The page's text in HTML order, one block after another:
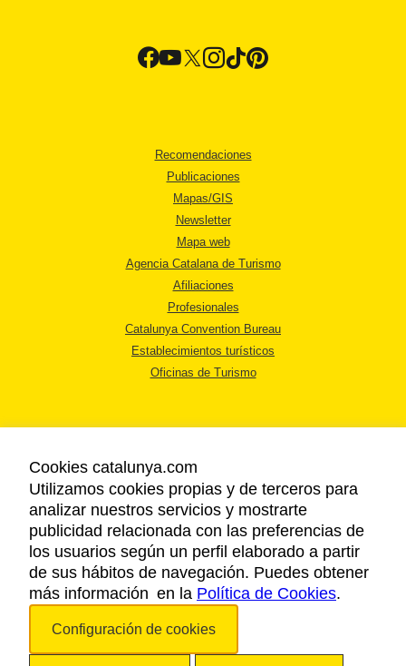
Recomendaciones
Publicaciones
Mapas/GIS
Newsletter
Mapa web
Agencia Catalana de Turismo
Afiliaciones
Profesionales
Catalunya Convention Bureau
Establecimientos turísticos
Oficinas de Turismo
AVISO LEGAL
POLÍTICA DE PRIVACIDAD
COOKIES
ACCESSIBILIDAD
Copyright © 2026. Agencia Catalana de Turismo. Todos los derechos
Cookies catalunya.com
Utilizamos cookies propias y de terceros para
analizar nuestros servicios y mostrarte
publicidad relacionada con las preferencias de
los usuarios según un perfil elaborado a partir
de sus hábitos de navegación. Puedes obtener
más información en la Política de Cookies.
Configuración de cookies